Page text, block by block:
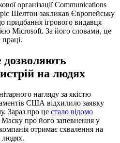
організації Communications
Шелтон закликав Європейську
придбання ігрового видавця
Microsoft. За його словами, це
на людях
нагляду за якістю
США відхилило заявку
Зараз про це стало відомо
про його запевнення у
отримає схвалення на
людях.